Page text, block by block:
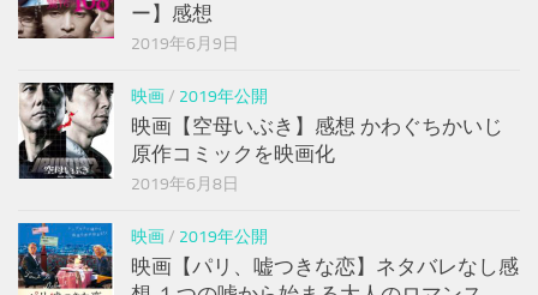
ー】感想
2019年6月9日
映画/ 2019年公開
映画【空母いぶき】感想 かわぐちかいじ
原作コミックを映画化
2019年6月8日
映画/ 2019年公開
映画【パリ、嘘つきな恋】ネタバレなし感